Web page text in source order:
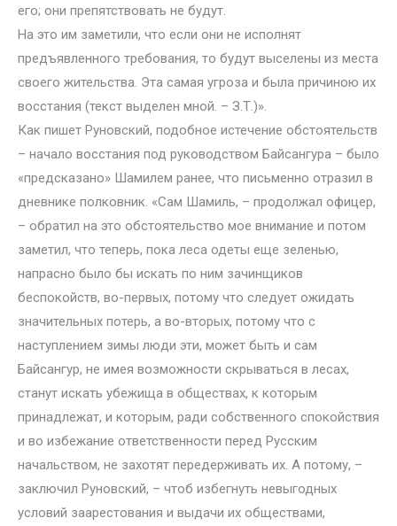
его; они препятствовать не будут.
На это им заметили, что если они не исполнят
предъявленного требования, то будут выселены из места
своего жительства. Эта самая угроза и была причиною их
восстания (текст выделен мной. – З.Т.)».
Как пишет Руновский, подобное истечение обстоятельств
– начало восстания под руководством Байсангура – было
«предсказано» Шамилем ранее, что письменно отразил в
дневнике полковник. «Сам Шамиль, – продолжал офицер,
– обратил на это обстоятельство мое внимание и потом
заметил, что теперь, пока леса одеты еще зеленью,
напрасно было бы искать по ним зачинщиков
беспокойств, во-первых, потому что следует ожидать
значительных потерь, а во-вторых, потому что с
наступлением зимы люди эти, может быть и сам
Байсангур, не имея возможности скрываться в лесах,
станут искать убежища в обществах, к которым
принадлежат, и которым, ради собственного спокойствия
и во избежание ответственности перед Русским
начальством, не захотят передерживать их. А потому, –
заключил Руновский, – чтоб избегнуть невыгодных
условий заарестования и выдачи их обществами,